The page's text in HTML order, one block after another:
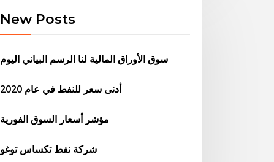
New Posts
سوق الأوراق المالية لنا الرسم البياني اليوم
أدنى سعر للنفط في عام 2020
مؤشر أسعار السوق الفورية
شركة نفط تكساس توغو